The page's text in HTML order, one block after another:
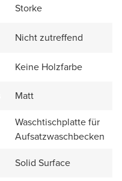
Storke
Nicht zutreffend
Keine Holzfarbe
Matt
Waschtischplatte für
Aufsatzwaschbecken
Solid Surface